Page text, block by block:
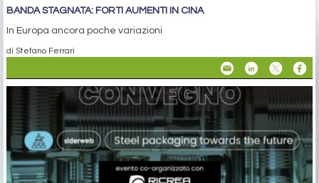
BANDA STAGNATA: FORTI AUMENTI IN CINA
In Europa ancora poche variazioni
di Stefano Ferrari